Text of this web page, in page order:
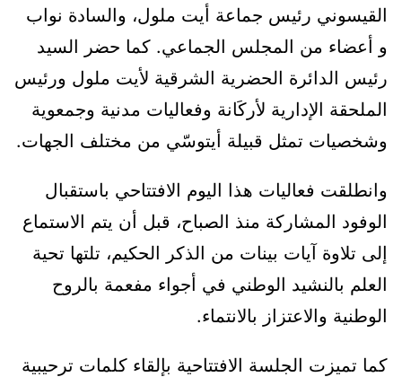
القيسوني رئيس جماعة أيت ملول، والسادة نواب
و أعضاء من المجلس الجماعي. كما حضر السيد
رئيس الدائرة الحضرية الشرقية لأيت ملول ورئيس
الملحقة الإدارية لأركَانة وفعاليات مدنية وجمعوية
وشخصيات تمثل قبيلة أيتوسّي من مختلف الجهات.
وانطلقت فعاليات هذا اليوم الافتتاحي باستقبال
الوفود المشاركة منذ الصباح، قبل أن يتم الاستماع
إلى تلاوة آيات بينات من الذكر الحكيم، تلتها تحية
العلم بالنشيد الوطني في أجواء مفعمة بالروح
الوطنية والاعتزاز بالانتماء.
كما تميزت الجلسة الافتتاحية بإلقاء كلمات ترحيبية